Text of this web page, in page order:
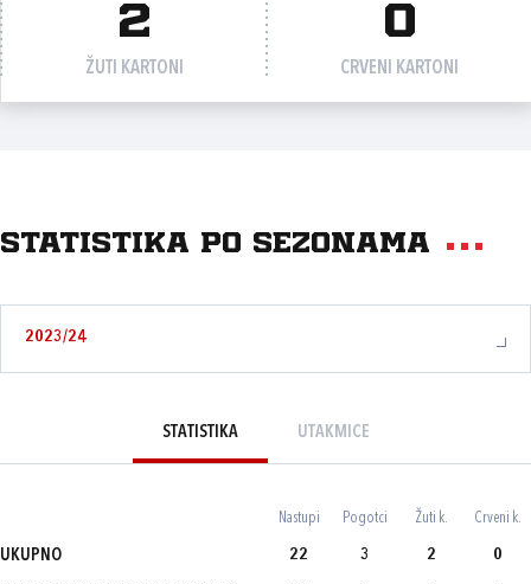
2
ŽUTI KARTONI
0
CRVENI KARTONI
Statistika po sezonama
2023/24
STATISTIKA UTAKMICE
Nastupi Pogotci Žuti k. Crveni k.
UKUPNO 22 3 2 0